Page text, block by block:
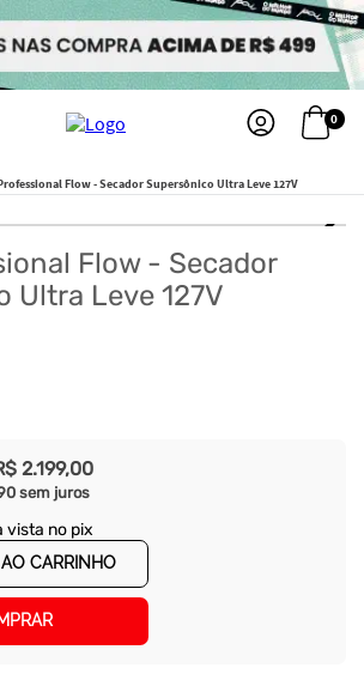
0
Flow - Secador Supersônico Ultra Leve 127V
Flow - Secador
Ultra Leve 127V
2.199,00
sem juros
vista no pix
CARRINHO